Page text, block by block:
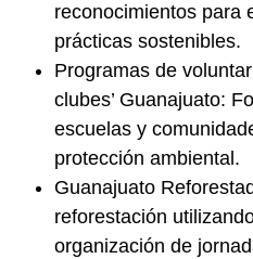
reconocimientos para
prácticas sostenibles.
Programas de
clubes’ Guanajuato:
escuelas y
protección ambiental.
Guanajuato
reforestación
organización de